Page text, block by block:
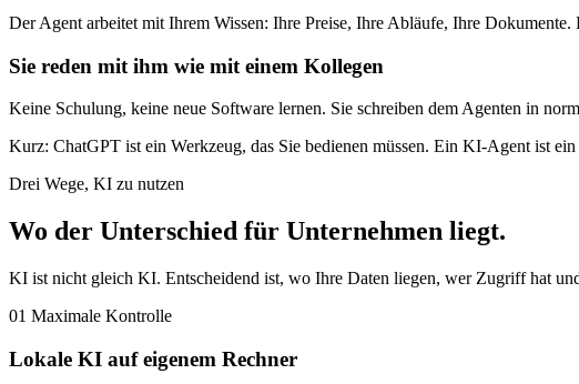
Der Agent arbeitet mit Ihrem Wissen: Ihre Preise, Ihre Abläufe, Ihre
Sie reden mit ihm wie mit einem Kollegen
Keine Schulung, keine neue Software lernen. Sie schreiben dem Agenten in
Kurz: ChatGPT ist ein Werkzeug, das Sie bedienen müssen. Ein KI-Agent ist
Drei Wege, KI zu nutzen
Wo der Unterschied für Unternehmen liegt.
KI ist nicht gleich KI. Entscheidend ist, wo Ihre Daten liegen, wer Zugriff hat
01 Maximale Kontrolle
Lokale KI auf eigenem Rechner